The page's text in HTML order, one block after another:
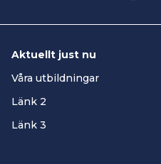
Aktuellt just nu
Våra utbildningar
Länk 2
Länk 3